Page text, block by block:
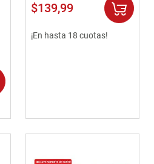
$139,99
¡En hasta 18 cuotas!